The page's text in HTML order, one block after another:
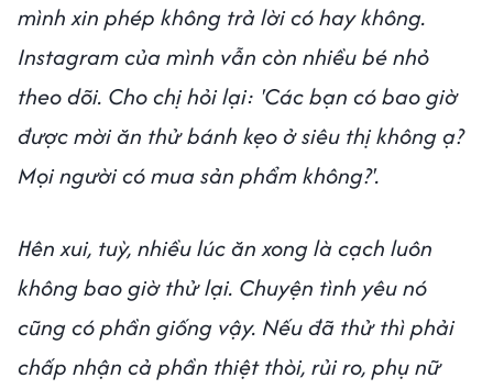
mình xin phép không trả lời có hay không.
Instagram của mình vẫn còn nhiều bé nhỏ
theo dõi. Cho chị hỏi lại: 'Các bạn có bao giờ
được mời ăn thử bánh kẹo ở siêu thị không ạ?
Mọi người có mua sản phẩm không?'.
Hên xui, tuỳ, nhiều lúc ăn xong là cạch luôn
không bao giờ thử lại. Chuyện tình yêu nó
cũng có phần giống vậy. Nếu đã thử thì phải
chấp nhận cả phần thiệt thòi, rủi ro, phụ nữ